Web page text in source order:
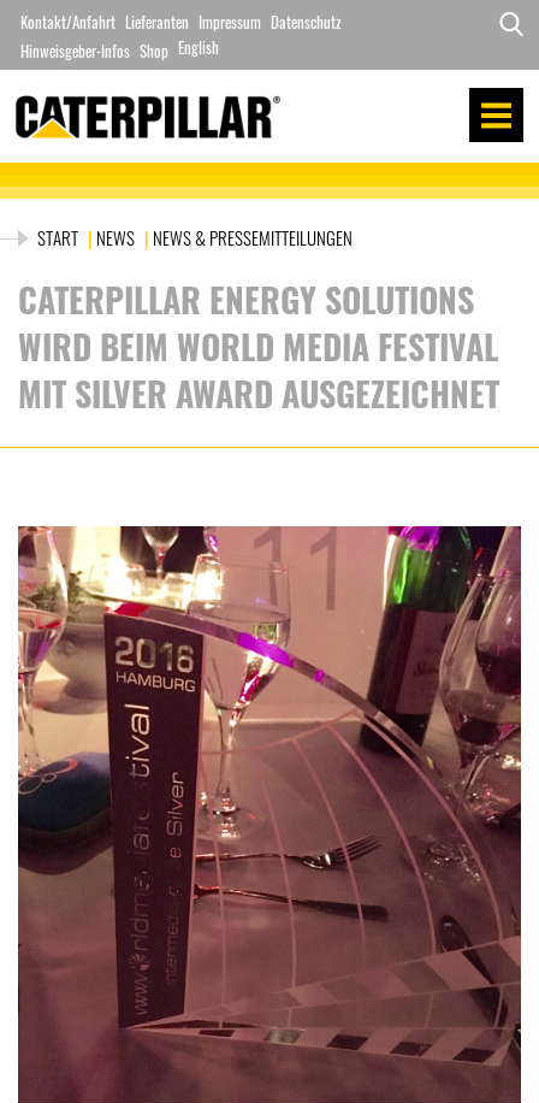
Zum
Inhalt
springen
Kontakt/Anfahrt Lieferanten Impressum Datenschutz
Hinweisgeber-Infos Shop English
Search
START | NEWS | NEWS & PRESSEMITTEILUNGEN
CATERPILLAR ENERGY SOLUTIONS
WIRD BEIM WORLD MEDIA FESTIVAL
MIT SILVER AWARD AUSGEZEICHNET